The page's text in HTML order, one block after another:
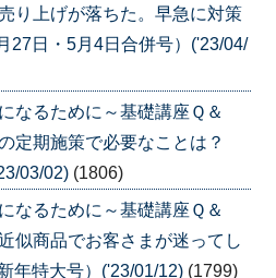
上げが落ちた。早急に対策
27日・5月4日合併号）('23/04/
なるために～基礎講座Ｑ＆
期施策で必要なことは？
03/02) (1806)
なるために～基礎講座Ｑ＆
商品でお客さまが迷ってし
年特大号）('23/01/12) (1799)